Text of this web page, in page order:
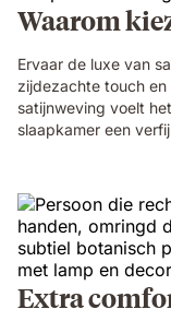
Waarom
Ervaar de luxe van
zijdezachte touch
satijnweving voelt
slaapkamer een
Extra